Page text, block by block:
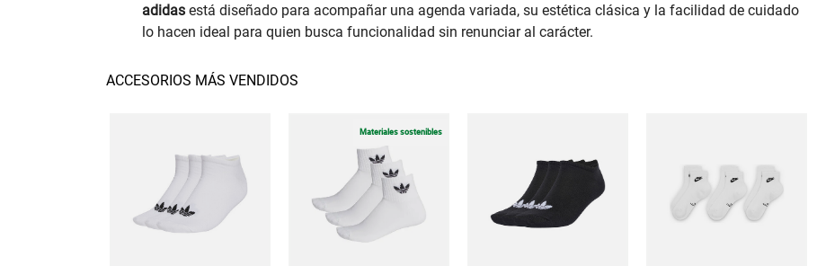
adidasestá diseñado para acompañar una agenda variada, su estética clásica y la facilidad de cuidado
lo hacen ideal para quien busca funcionalidad sin renunciar al carácter.
ACCESORIOS MÁS VENDIDOS
Materiales sostenibles